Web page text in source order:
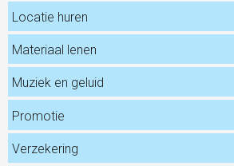
Locatie huren
Materiaal lenen
Muziek en geluid
Promotie
Verzekering